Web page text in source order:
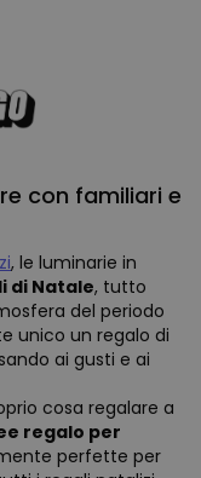
con familiari e
, le luminarie in
di Natale, tutto
del periodo
unico un regalo di
ai gusti e ai
cosa regalare a
regalo per
perfette per